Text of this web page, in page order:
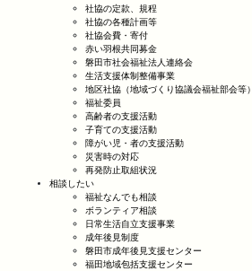
社協の定款、規程
社協の各種計画等
社協会費・寄付
赤い羽根共同募金
磐田市社会福祉法人連絡会
生活支援体制整備事業
地区社協（地域づくり協議会福祉部会等）
福祉委員
高齢者の支援活動
子育ての支援活動
障がい児・者の支援活動
災害時の対応
再発防止取組状況
相談したい
福祉なんでも相談
ボランティア相談
日常生活自立支援事業
成年後見制度
磐田市成年後見支援センター
福田地域包括支援センター